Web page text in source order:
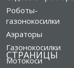
Роботы-
газонокосилки
Аэраторы
Газонокосилки
Мотокоси
СТРАНИЦЫ